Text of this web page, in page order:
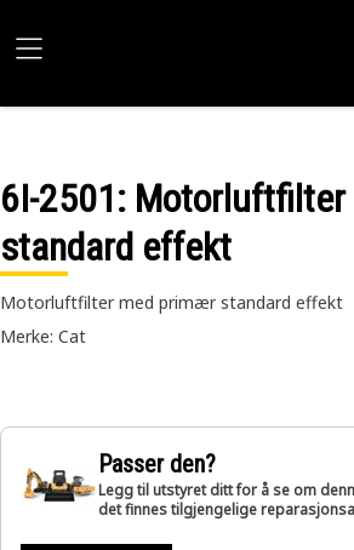
6I-2501:
standard effekt
Motorluftfilter med primær standard effekt
Merke: Cat
Passer den?
Legg til utstyret ditt for å se om
det finnes tilgjengelige